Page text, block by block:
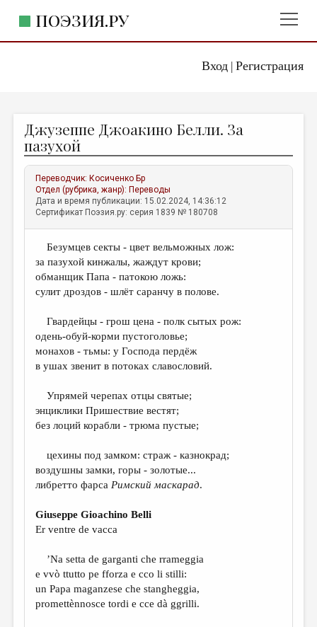
Вход| Регистрация
ПОЭЗИЯ.РУ
ЖАНРЫ
АВТОРЫ
КОММЕНТАРИИ
ЛИТСАЛОН
ПРАВИЛА САЙТА
ОТДЕЛЫ И РУБРИКИ
ДАЙДЖЕСТ
ПРОИЗВЕДЕНИЯ
КОНКУРСЫ
КНИЖНАЯ ПОЛКА
ОБЗОР ЛИТЕРАТУРЫ
СТРАНИЦЫ ПАМЯТИ
ОБЪЯВЛЕНИЯ
КОЛОНКА РЕДАКТОРА
РЕДКОЛЛЕГИЯ
ОТ РЕДАКЦИИ
Джузеппе Джоакино Белли. За
пазухой
Переводчик: Косиченко Бр
Отдел (рубрика, жанр): Переводы
Дата и время публикации: 15.02.2024, 14:36:12
Сертификат Поэзия.ру: серия 1839 № 180708
Безумцев секты - цвет вельможных лож:
за пазухой кинжалы, жаждут крови;
обманщик Папа - патокою ложь:
сулит дроздов - шлёт саранчу в полове.
Гвардейцы - грош цена - полк сытых рож:
одень-обуй-корми пустоголовье;
монахов - тьмы: у Господа пердёж
в ушах звенит в потоках славословий.
Упрямей черепах отцы святые;
энциклики Пришествие вестят;
без лоций корабли - трюма пустые;
цехины под замком: страж - казнокрад;
воздушны замки, горы - золотые...
либретто фарса Римский маскарад.
Giuseppe Gioachino Belli
Er ventre de vacca
’Na setta de garganti che rrameggia
e vvò ttutto pe fforza e cco li stilli:
un Papa maganzese che stangheggia,
promettènnosce tordi e cce dà ggrilli.